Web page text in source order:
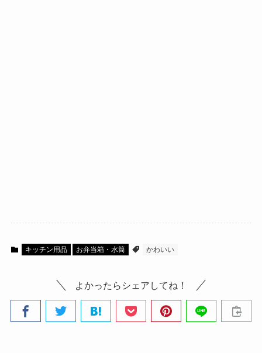
キッチン用品 お弁当箱・水筒 かわいい
よかったらシェアしてね！